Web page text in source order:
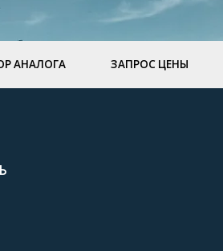
АНАЛОГА ЗАПРОС ЦЕНЫ